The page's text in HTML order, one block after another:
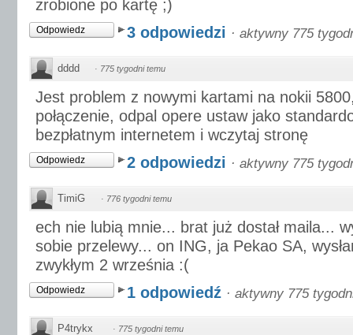
zrobione po kartę ;)
Odpowiedz 3 odpowiedzi · aktywny 775
dddd · 775 tygodni temu
Jest problem z nowymi kartami na nokii
połączenie, odpal opere ustaw jako
bezpłatnym internetem i wczytaj stronę
Odpowiedz 2 odpowiedzi · aktywny 775
TimiG · 776 tygodni temu
ech nie lubią mnie... brat już dostał maila...
sobie przelewy... on ING, ja Pekao SA,
zwykłym 2 września :(
Odpowiedz 1 odpowiedź · aktywny 775
P4trykx · 775 tygodni temu